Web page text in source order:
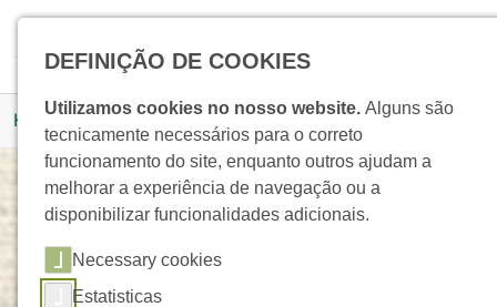
Skip to main navigation
Skip to main content
Skip to page footer
Pesquisar
You are here:
Homepage Produtos Detalhe Produto
Roll-On Citronela
ELEGANTE
DEFINIÇÃO DE COOKIES
Utilizamos cookies no nosso website. Alguns são
tecnicamente necessários para o correto
funcionamento do site, enquanto outros ajudam a
melhorar a experiência de navegação ou a
disponibilizar funcionalidades adicionais.
Necessary cookies
Estatisticas